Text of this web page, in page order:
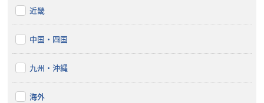
近畿
中国・四国
九州・沖縄
海外